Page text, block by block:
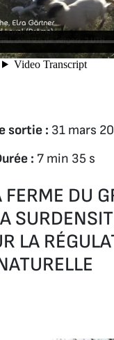
sortie : 31 mars
: 7 min 35 s
FERME DU
LA